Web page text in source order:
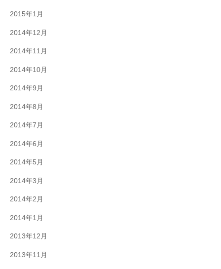
2015年1月
2014年12月
2014年11月
2014年10月
2014年9月
2014年8月
2014年7月
2014年6月
2014年5月
2014年3月
2014年2月
2014年1月
2013年12月
2013年11月